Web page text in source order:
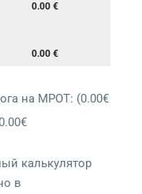
0.00 €
0.00 €
на МРОТ: (0.00€
€
калькулятор
в